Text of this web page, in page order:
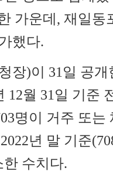
가운데 , 재일동
했다.
장)이 31 일 공
12월 31 일 기준
명이 거주 또는
2022년 말 기준
한 수치다.